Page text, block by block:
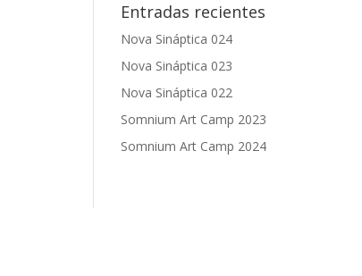
Entradas recientes
Nova Sináptica 024
Nova Sináptica 023
Nova Sináptica 022
Somnium Art Camp 2023
Somnium Art Camp 2024